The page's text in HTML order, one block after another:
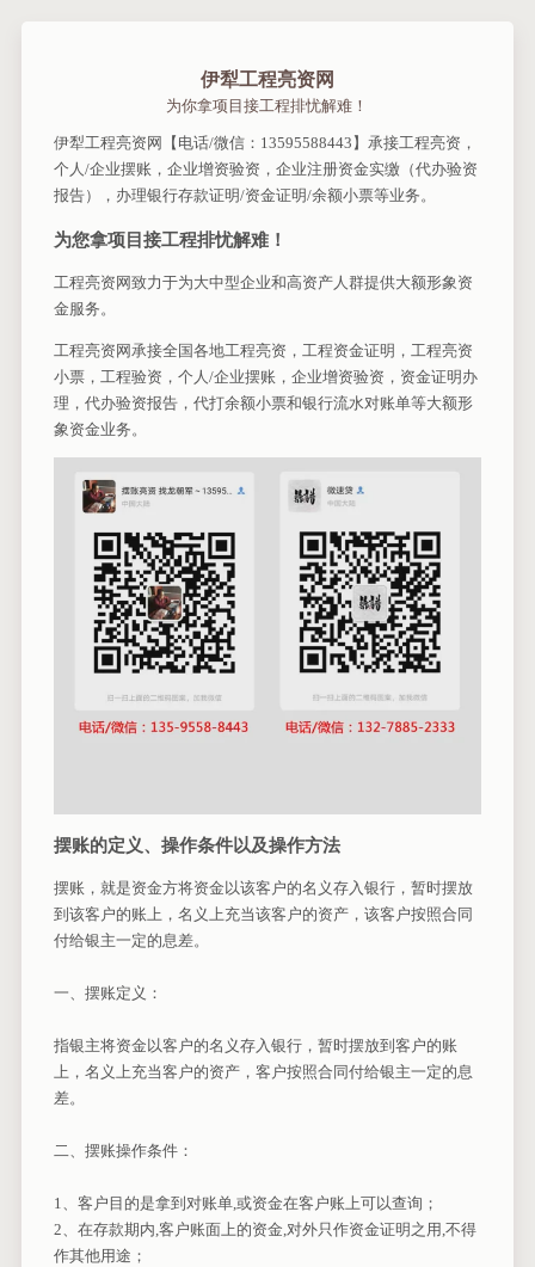
伊犁工程亮资网
为你拿项目接工程排忧解难！
伊犁工程亮资网【电话/微信：13595588443】承接工程亮资，
个人/企业摆账，企业增资验资，企业注册资金实缴（代办验资
报告），办理银行存款证明/资金证明/余额小票等业务。
为您拿项目接工程排忧解难！
工程亮资网致力于为大中型企业和高资产人群提供大额形象资
金服务。
工程亮资网承接全国各地工程亮资，工程资金证明，工程亮资
小票，工程验资，个人/企业摆账，企业增资验资，资金证明办
理，代办验资报告，代打余额小票和银行流水对账单等大额形
象资金业务。
摆账的定义、操作条件以及操作方法
摆账，就是资金方将资金以该客户的名义存入银行，暂时摆放
到该客户的账上，名义上充当该客户的资产，该客户按照合同
付给银主一定的息差。
一、摆账定义：
指银主将资金以客户的名义存入银行，暂时摆放到客户的账
上，名义上充当客户的资产，客户按照合同付给银主一定的息
差。
二、摆账操作条件：
1、客户目的是拿到对账单,或资金在客户账上可以查询；
2、在存款期内,客户账面上的资金,对外只作资金证明之用,不得
作其他用途；